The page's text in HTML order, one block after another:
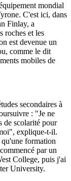
mondial
C'est ici, dans
Finlay, a
roches et les
est devenue un
comme le dit
mobiles de
secondaires à
: "Je ne
de scolarité pour
explique-t-il.
formation
par un
College, puis j'ai
University.